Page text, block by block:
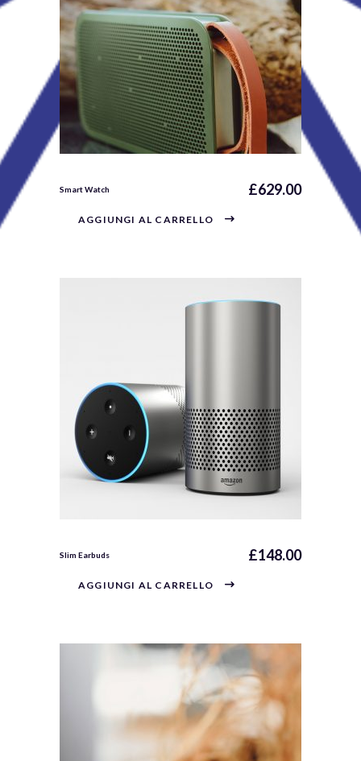
Smart Watch £629.00
AGGIUNGI AL CARRELLO
Slim Earbuds £148.00
AGGIUNGI AL CARRELLO